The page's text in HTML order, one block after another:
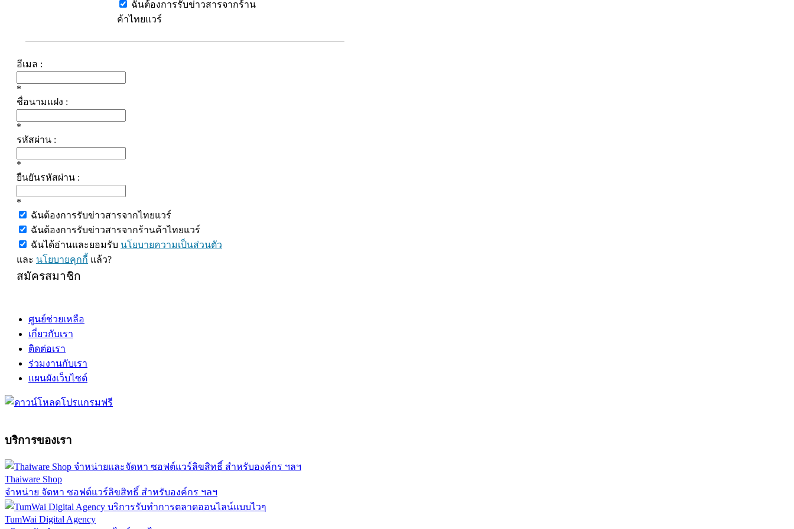
ฉันต้องการรับข่าวสารจากร้าน
ค้าไทยแวร์
อีเมล :
*
ชื่อนามแฝง :
*
รหัสผ่าน :
*
ยืนยันรหัสผ่าน :
*
ฉันต้องการรับข่าวสารจากไทยแวร์
ฉันต้องการรับข่าวสารจากร้านค้าไทยแวร์
ฉันได้อ่านและยอมรับ นโยบายความเป็นส่วนตัว
และ นโยบายคุกกี้ แล้ว?
สมัครสมาชิก
ศูนย์ช่วยเหลือ
เกี่ยวกับเรา
ติดต่อเรา
ร่วมงานกับเรา
แผนผังเว็บไซต์
บริการของเรา
Thaiware Shop
จำหน่าย จัดหา ซอฟต์แวร์ลิขสิทธิ์ สำหรับองค์กร ฯลฯ
TumWai Digital Agency